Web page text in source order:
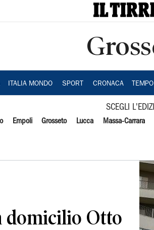
ITALIA MONDO SPORT CRONACA
SCEGLI
Empoli Grosseto Lucca Massa-Carrara
domicilio Otto